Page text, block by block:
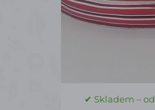
✔ Skladem –